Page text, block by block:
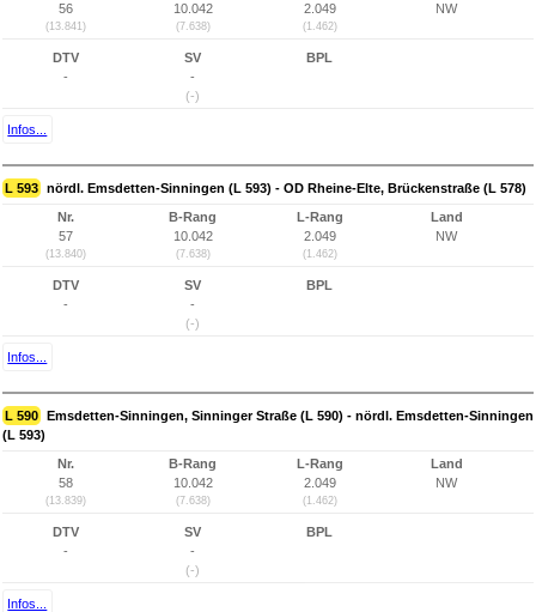
56
(13.841)
10.042
(7.638)
2.049
(1.462)
NW
DTV
-
SV
-
(-)
BPL
Infos...
L 593 nördl. Emsdetten-Sinningen (L 593) - OD Rheine-Elte, Brückenstraße (L 578)
Nr.
57
(13.840)
B-Rang
10.042
(7.638)
L-Rang
2.049
(1.462)
Land
NW
DTV
-
SV
-
(-)
BPL
Infos...
L 590 Emsdetten-Sinningen, Sinninger Straße (L 590) - nördl. Emsdetten-Sinningen
(L 593)
Nr.
58
(13.839)
B-Rang
10.042
(7.638)
L-Rang
2.049
(1.462)
Land
NW
DTV
-
SV
-
(-)
BPL
Infos...